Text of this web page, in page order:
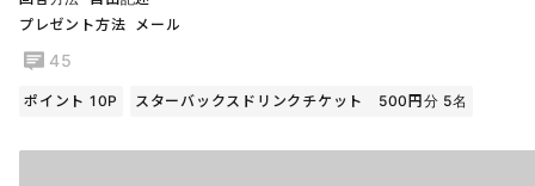
プレゼント方法
メール
45
ポイント 10P スターバックスドリンクチケット 500円分 5名